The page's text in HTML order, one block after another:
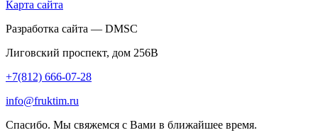
Карта сайта
Разработка сайта — DMSC
Лиговский проспект, дом 256В
+7(812) 666-07-28
info@fruktim.ru
Спасибо. Мы свяжемся с Вами в ближайшее время.